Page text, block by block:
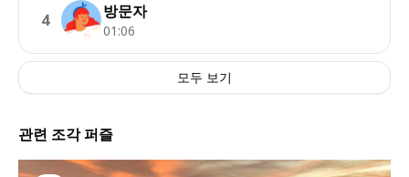
4 방문자
01:06
모두 보기
관련 조각 퍼즐